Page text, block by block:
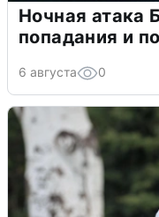
Ночная атака
попадания и
6 августа 0